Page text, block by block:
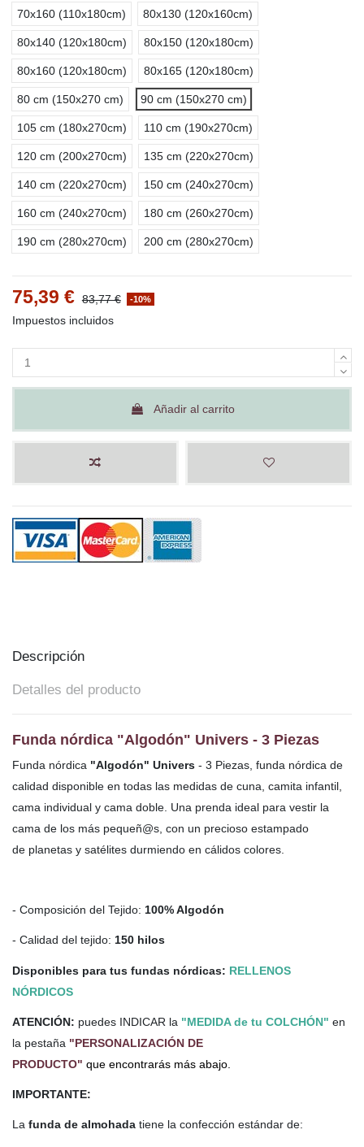
70x160 (110x180cm) 80x130 (120x160cm)
80x140 (120x180cm) 80x150 (120x180cm)
80x160 (120x180cm) 80x165 (120x180cm)
80 cm (150x270 cm) 90 cm (150x270 cm)
105 cm (180x270cm) 110 cm (190x270cm)
120 cm (200x270cm) 135 cm (220x270cm)
140 cm (220x270cm) 150 cm (240x270cm)
160 cm (240x270cm) 180 cm (260x270cm)
190 cm (280x270cm) 200 cm (280x270cm)
75,39 € 83,77 € -10%
Impuestos incluidos
Añadir al carrito
Descripción
Detalles del producto
Funda nórdica "Algodón" Univers - 3 Piezas
Funda nórdica "Algodón" Univers - 3 Piezas, funda nórdica de
calidad disponible en todas las medidas de cuna, camita infantil,
cama individual y cama doble. Una prenda ideal para vestir la
cama de los más pequeñ@s, con un precioso estampado
de planetas y satélites durmiendo en cálidos colores.
- Composición del Tejido: 100% Algodón
- Calidad del tejido: 150 hilos
Disponibles para tus fundas nórdicas: RELLENOS
NÓRDICOS
ATENCIÓN: puedes INDICAR la "MEDIDA de tu COLCHÓN" en
la pestaña "PERSONALIZACIÓN DE
PRODUCTO" que encontrarás más abajo.
IMPORTANTE:
La funda de almohada tiene la confección estándar de: